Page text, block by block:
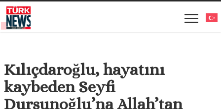
Kılıçdaroğlu, hayatını
kaybeden Seyfi
Dursunoğlu’na Allah’tan